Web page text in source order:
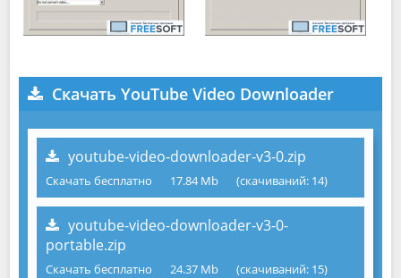
Скачать YouTube Video Downloader
youtube-video-downloader-v3-0.zip
Скачать бесплатно 17.84 Mb (cкачиваний: 14)
youtube-video-downloader-v3-0-
portable.zip
Скачать бесплатно 24.37 Mb (cкачиваний: 15)